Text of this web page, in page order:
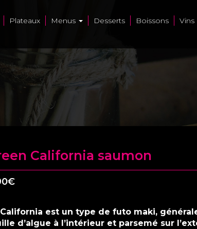
Plateaux Menus Desserts Boissons Vins
California saumon
€
est un type de futo maki,
d’algue à l’intérieur et parsemé sur